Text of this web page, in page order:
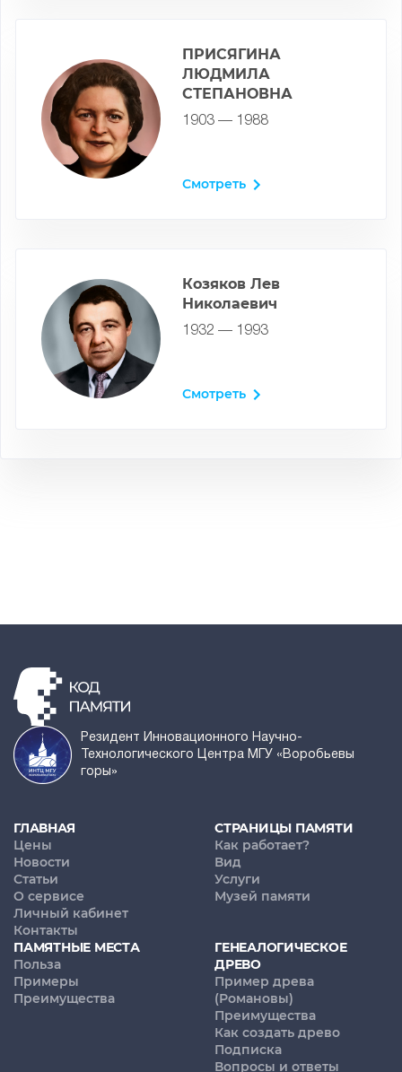
ПРИСЯГИНА
ЛЮДМИЛА
СТЕПАНОВНА
1903 — 1988
Смотреть
Козяков Лев
Николаевич
1932 — 1993
Смотреть
Резидент Инновационного Научно-
Технологического Центра МГУ «Воробьевы
горы»
ГЛАВНАЯ
Цены
Новости
Статьи
О сервисе
Личный кабинет
Контакты
СТРАНИЦЫ ПАМЯТИ
Как работает?
Вид
Услуги
Музей памяти
ПАМЯТНЫЕ МЕСТА
Польза
Примеры
Преимущества
ГЕНЕАЛОГИЧЕСКОЕ
ДРЕВО
Пример древа
(Романовы)
Преимущества
Как создать древо
Подписка
Вопросы и ответы